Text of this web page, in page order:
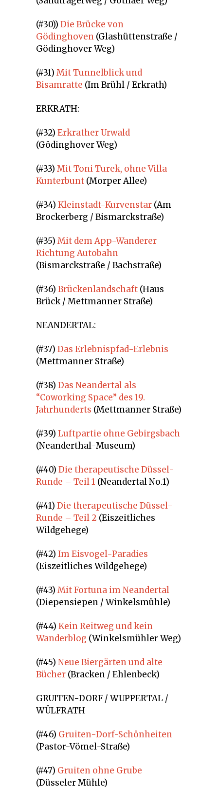
(#30)) Die Brücke von
Gödinghoven (Glashüttenstraße /
Gödinghover Weg)
(#31) Mit Tunnelblick und
Bisamratte (Im Brühl / Erkrath)
ERKRATH:
(#32) Erkrather Urwald
(Gödinghover Weg)
(#33) Mit Toni Turek, ohne Villa
Kunterbunt (Morper Allee)
(#34) Kleinstadt-Kurvenstar (Am
Brockerberg / Bismarckstraße)
(#35) Mit dem App-Wanderer
Richtung Autobahn
(Bismarckstraße / Bachstraße)
(#36) Brückenlandschaft (Haus
Brück / Mettmanner Straße)
NEANDERTAL:
(#37) Das Erlebnispfad-Erlebnis
(Mettmanner Straße)
(#38) Das Neandertal als
“Coworking Space” des 19.
Jahrhunderts (Mettmanner Straße)
(#39) Luftpartie ohne Gebirgsbach
(Neanderthal-Museum)
(#40) Die therapeutische Düssel-
Runde – Teil 1 (Neandertal No.1)
(#41) Die therapeutische Düssel-
Runde – Teil 2 (Eiszeitliches
Wildgehege)
(#42) Im Eisvogel-Paradies
(Eiszeitliches Wildgehege)
(#43) Mit Fortuna im Neandertal
(Diepensiepen / Winkelsmühle)
(#44) Kein Reitweg und kein
Wanderblog (Winkelsmühler Weg)
(#45) Neue Biergärten und alte
Bücher (Bracken / Ehlenbeck)
GRUITEN-DORF / WUPPERTAL /
WÜLFRATH
(#46) Gruiten-Dorf-Schönheiten
(Pastor-Vömel-Straße)
(#47) Gruiten ohne Grube
(Düsseler Mühle)